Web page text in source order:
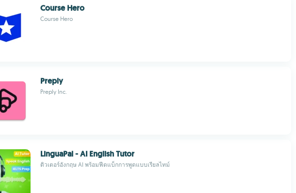
Course Hero
Course Hero
Preply
Preply Inc.
LinguaPal - AI English Tutor
ติวเตอร์อังกฤษ AI พร้อมฟีดแบ็กการพูดแบบเรียลไทม์